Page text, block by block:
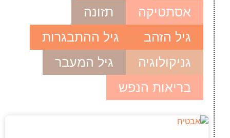
אסתטיקה
תזונה
גיל הזהב
גיל ההתבגרות
גניקולוגיה
גיל המעבר
בריאות הנפש